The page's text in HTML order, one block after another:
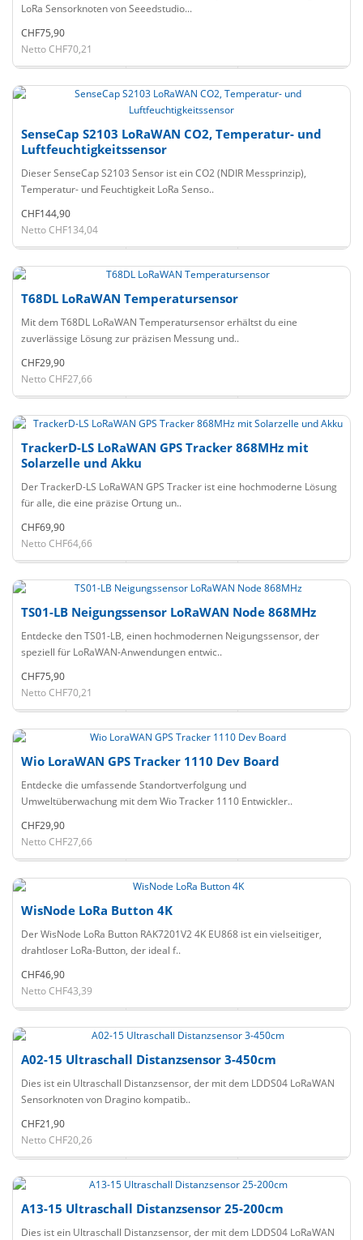
LoRa Sensorknoten von Seeedstudio...
CHF75,90
Netto CHF70,21
SenseCap S2103 LoRaWAN CO2, Temperatur- und
Luftfeuchtigkeitssensor
Dieser SenseCap S2103 Sensor ist ein CO2 (NDIR Messprinzip),
Temperatur- und Feuchtigkeit LoRa Senso..
CHF144,90
Netto CHF134,04
T68DL LoRaWAN Temperatursensor
Mit dem T68DL LoRaWAN Temperatursensor erhältst du eine
zuverlässige Lösung zur präzisen Messung und..
CHF29,90
Netto CHF27,66
TrackerD-LS LoRaWAN GPS Tracker 868MHz mit
Solarzelle und Akku
Der TrackerD-LS LoRaWAN GPS Tracker ist eine hochmoderne Lösung
für alle, die eine präzise Ortung un..
CHF69,90
Netto CHF64,66
TS01-LB Neigungssensor LoRaWAN Node 868MHz
Entdecke den TS01-LB, einen hochmodernen Neigungssensor, der
speziell für LoRaWAN-Anwendungen entwic..
CHF75,90
Netto CHF70,21
Wio LoraWAN GPS Tracker 1110 Dev Board
Entdecke die umfassende Standortverfolgung und
Umweltüberwachung mit dem Wio Tracker 1110 Entwickler..
CHF29,90
Netto CHF27,66
WisNode LoRa Button 4K
Der WisNode LoRa Button RAK7201V2 4K EU868 ist ein vielseitiger,
drahtloser LoRa-Button, der ideal f..
CHF46,90
Netto CHF43,39
A02-15 Ultraschall Distanzsensor 3-450cm
Dies ist ein Ultraschall Distanzsensor, der mit dem LDDS04 LoRaWAN
Sensorknoten von Dragino kompatib..
CHF21,90
Netto CHF20,26
A13-15 Ultraschall Distanzsensor 25-200cm
Dies ist ein Ultraschall Distanzsensor, der mit dem LDDS04 LoRaWAN